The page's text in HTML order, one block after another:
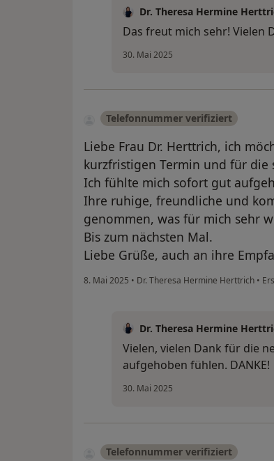
Dr. Theresa Hermine
Das freut mich sehr! Vielen
30. Mai 2025
Telefonnummer verifiziert
Liebe Frau Dr. Herttrich, ich
kurzfristigen Termin und für die
Ich fühlte mich sofort gut
Ihre ruhige, freundliche und
genommen, was für mich sehr
Bis zum nächsten Mal.
Liebe Grüße, auch an ihre
8. Mai 2025 • Dr. Theresa Hermine Herttrich •
Dr. Theresa Hermine
Vielen, vielen Dank für die
aufgehoben fühlen. DANKE!
30. Mai 2025
Telefonnummer verifiziert